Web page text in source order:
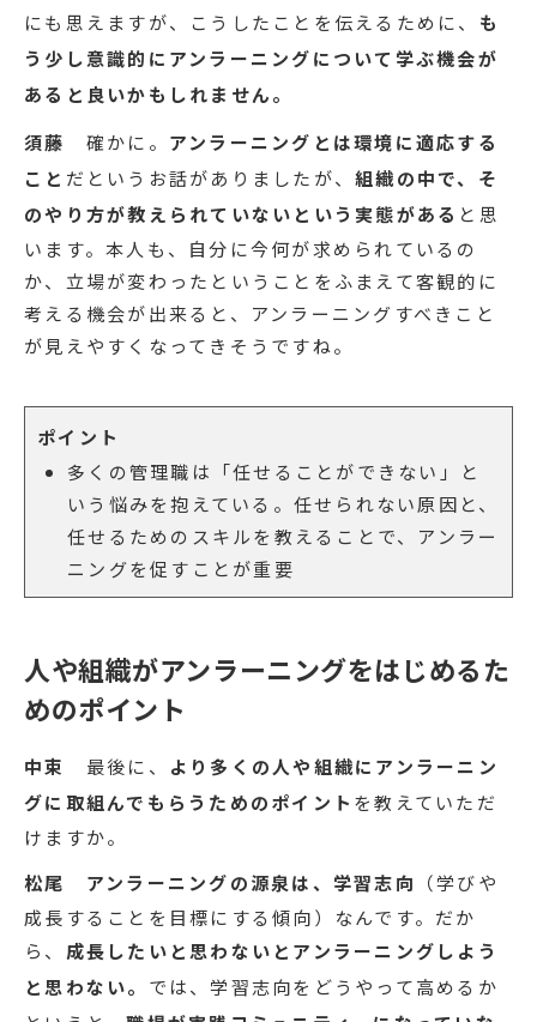
にも思えますが、こうしたことを伝えるために、 も
う少し意識的にアンラーニングについて学ぶ機会が
あると良いかもしれません。
須藤
確かに。 アンラーニングとは環境に適応する
こと だというお話がありましたが、 組織の中で、そ
のやり方が教えられていないという実態がある と思
います。本人も、自分に今何が求められているの
か、立場が変わったということをふまえて客観的に
考える機会が出来ると、アンラーニングすべきこと
が見えやすくなってきそうですね。
ポイント
多くの管理職は「任せることができない」と
いう悩みを抱えている。任せられない原因と、
任せるためのスキルを教えることで、アンラー
ニングを促すことが重要
人や組織がアンラーニングをはじめるた
めのポイント
中束 最後に、
より多くの人や組織にアンラーニン
グに取組んでもらうためのポイント を教えていただ
けますか。
松尾
アンラーニングの源泉は、学習志向
（学びや
成長することを目標にする傾向）なんです。だか
ら、 成長したいと思わないとアンラーニングしよう
と思わない。 では、学習志向をどうやって高めるか